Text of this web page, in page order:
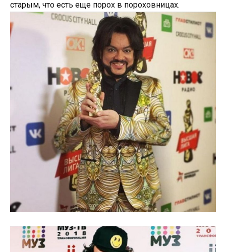
старым, что есть еще порох в пороховницах.